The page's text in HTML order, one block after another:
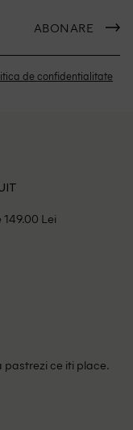
ABONARE
de confidentialitate
Lei
pastrezi ce iti place.